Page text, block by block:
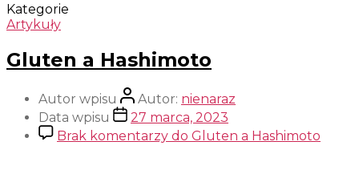
Kategorie
Artykuły
Gluten a Hashimoto
Autor wpisu Autor: nienaraz
Data wpisu
27 marca, 2023
Brak komentarzy do Gluten a Hashimoto